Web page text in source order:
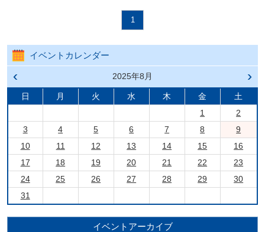
1
イベントカレンダー
前の
戻る
2025年8月
次の
進む
日 月 火 水 木 金
土
1
2
3
4 5 6 7 8
9
10
11 12 13 14 15
16
17
18 19 20 21 22
23
24
25 26 27 28 29
30
31
イベントアーカイブ